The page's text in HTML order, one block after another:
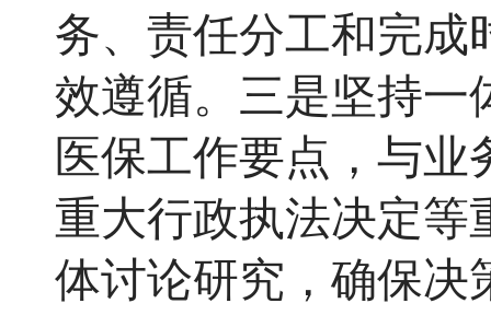
务、责任分工和完成
效遵循。三是坚持一
医保工作要点，与
重大行政执法决定等
体讨论研究，确保决